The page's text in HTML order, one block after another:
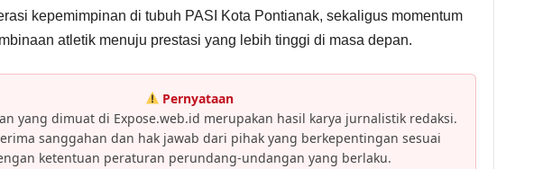
kepemimpinan di tubuh PASI Kota Pontianak, sekaligus momentum
atletik menuju prestasi yang lebih tinggi di masa depan.
Pernyataan
yang dimuat di Expose.web.id merupakan hasil karya jurnalistik redaksi.
sanggahan dan hak jawab dari pihak yang berkepentingan sesuai
ketentuan peraturan perundang-undangan yang berlaku.